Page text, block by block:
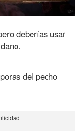
deberías usar
del pecho